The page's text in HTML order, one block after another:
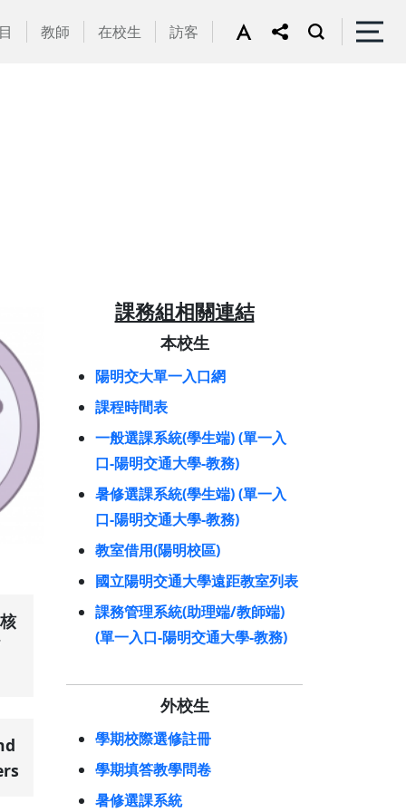
教師 在校生 訪客
課務組相關連結
本校生
陽明交大單一入口網
課程時間表
一般選課系統(學生端) (單一入
口-陽明交通大學-教務)
暑修選課系統(學生端) (單一入
口-陽明交通大學-教務)
教室借用(陽明校區)
國立陽明交通大學遠距教室列表
課務管理系統(助理端/教師端)
(單一入口-陽明交通大學-教務)
外校生
學期校際選修註冊
學期填答教學問卷
暑修選課系統